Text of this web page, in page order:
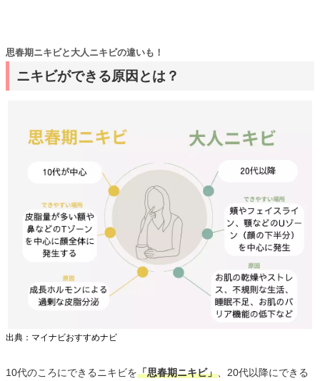
ニキビができる原因とは？
思春期ニキビと大人ニキビの違いも！
出典：マイナビおすすめナビ
10代のころにできるニキビを「思春期ニキビ」 、20代以降にできる